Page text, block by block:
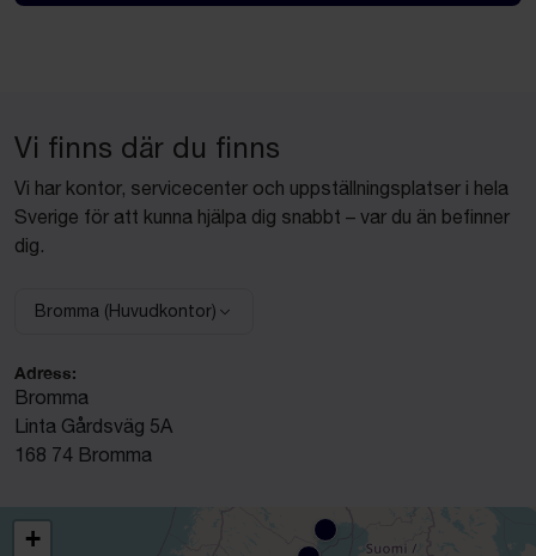
Vi finns där du finns
Vi har kontor, servicecenter och uppställningsplatser i hela
Sverige för att kunna hjälpa dig snabbt – var du än befinner
dig.
Välj anläggning:
Bromma (Huvudkontor)
Adress:
Bromma
Linta Gårdsväg 5A
168 74 Bromma
+